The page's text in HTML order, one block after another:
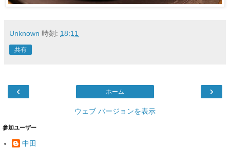
Unknown 時刻: 18:11
共有
‹ ›
ホーム
ウェブ バージョンを表示
参加ユーザー
中田